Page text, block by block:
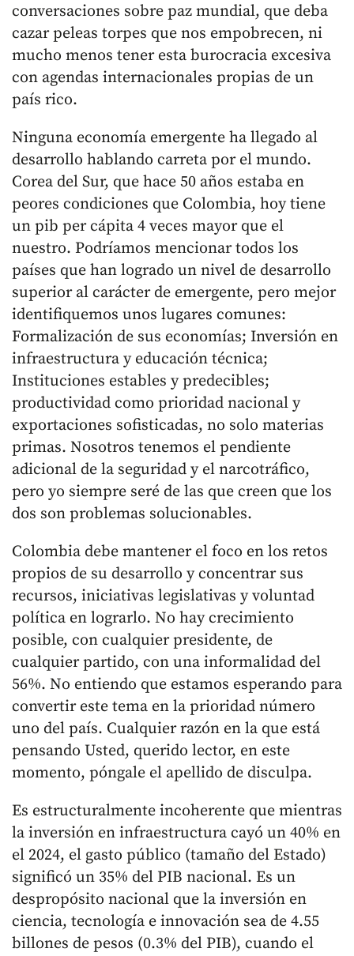
conversaciones sobre paz mundial, que deba
cazar peleas torpes que nos empobrecen, ni
mucho menos tener esta burocracia excesiva
con agendas internacionales propias de un
país rico.
Ninguna economía emergente ha llegado al
desarrollo hablando carreta por el mundo.
Corea del Sur, que hace 50 años estaba en
peores condiciones que Colombia, hoy tiene
un pib per cápita 4 veces mayor que el
nuestro. Podríamos mencionar todos los
países que han logrado un nivel de desarrollo
superior al carácter de emergente, pero mejor
identifiquemos unos lugares comunes:
Formalización de sus economías; Inversión en
infraestructura y educación técnica;
Instituciones estables y predecibles;
productividad como prioridad nacional y
exportaciones sofisticadas, no solo materias
primas. Nosotros tenemos el pendiente
adicional de la seguridad y el narcotráfico,
pero yo siempre seré de las que creen que los
dos son problemas solucionables.
Colombia debe mantener el foco en los retos
propios de su desarrollo y concentrar sus
recursos, iniciativas legislativas y voluntad
política en lograrlo. No hay crecimiento
posible, con cualquier presidente, de
cualquier partido, con una informalidad del
56%. No entiendo que estamos esperando para
convertir este tema en la prioridad número
uno del país. Cualquier razón en la que está
pensando Usted, querido lector, en este
momento, póngale el apellido de disculpa.
Es estructuralmente incoherente que mientras
la inversión en infraestructura cayó un 40% en
el 2024, el gasto público (tamaño del Estado)
significó un 35% del PIB nacional. Es un
despropósito nacional que la inversión en
ciencia, tecnología e innovación sea de 4.55
billones de pesos (0.3% del PIB), cuando el